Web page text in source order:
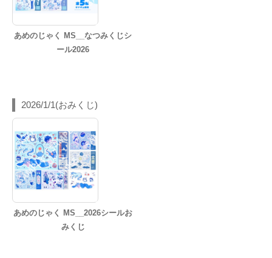
あめのじゃく MS__なつみくじシ
ール2026
2026/1/1(おみくじ)
あめのじゃく MS__2026シールお
みくじ